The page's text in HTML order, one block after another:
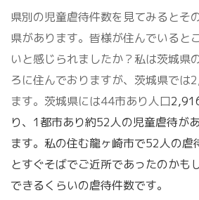
県別の児童虐待件数を見てみるとそ
県があります。皆様が住んでいると
いと感じられましたか？私は茨城県
ろに住んでおりますが、茨城県では
ます。茨城県には44市あり人口
り、 1都市あり約52人の児童虐待が
ます。私の住む龍ヶ崎市で52人の虐
とすぐそばでご近所であったのかも
できるくらいの虐待件数です。